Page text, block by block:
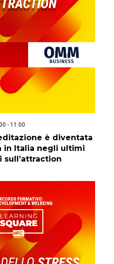
- 11:00
è diventata
in Italia negli ultimi
sull’attraction